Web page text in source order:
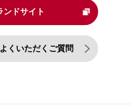
ンドサイト
くいただくご質問